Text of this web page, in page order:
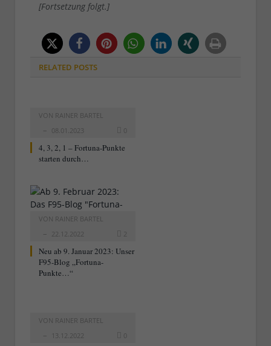
[Fortsetzung folgt.]
RELATED POSTS
VON RAINER BARTEL
08.01.2023
0
4, 3, 2, 1 – Fortuna-Punkte
starten durch…
VON RAINER BARTEL
22.12.2022
2
Neu ab 9. Januar 2023: Unser
F95-Blog „Fortuna-
Punkte…“
VON RAINER BARTEL
13.12.2022
0